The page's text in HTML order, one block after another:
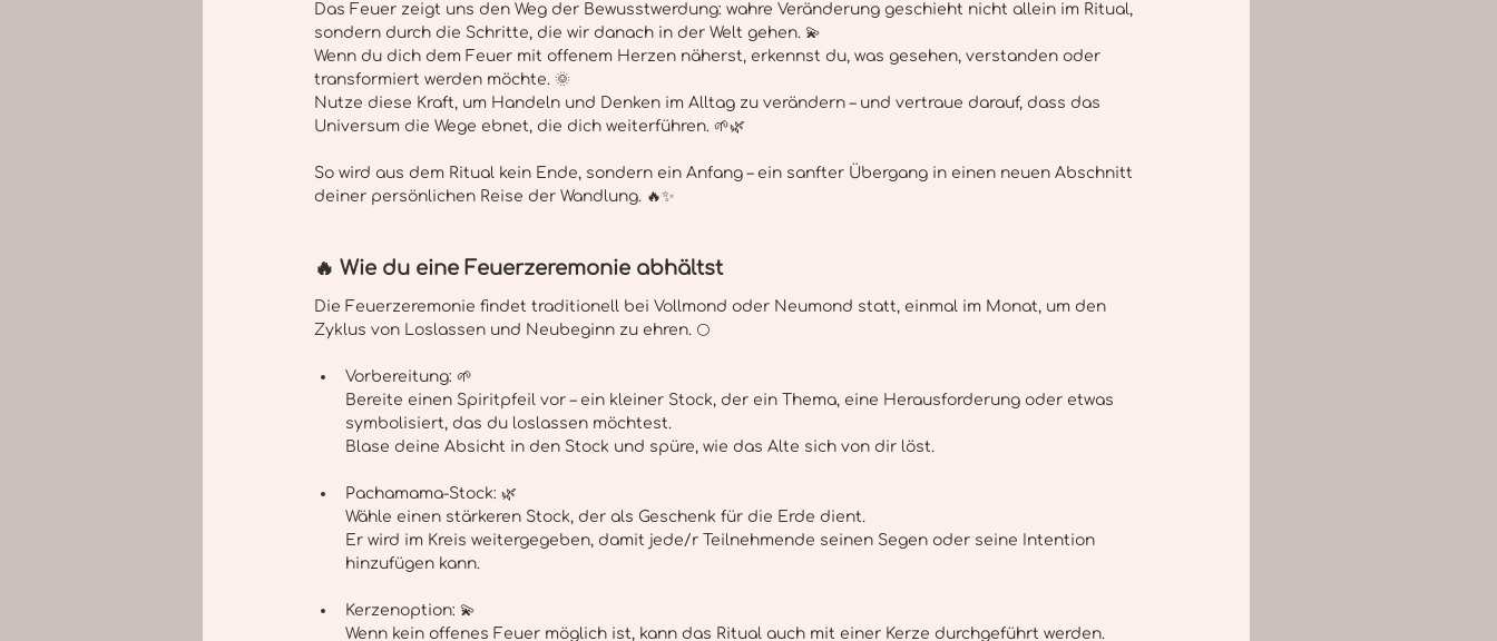
Das Feuer zeigt uns den Weg der Bewusstwerdung: wahre Veränderung geschieht nicht allein im Ritual,
sondern durch die Schritte, die wir danach in der Welt gehen. 💫
Wenn du dich dem Feuer mit offenem Herzen näherst, erkennst du, was gesehen, verstanden oder
transformiert werden möchte. 🌞
Nutze diese Kraft, um Handeln und Denken im Alltag zu verändern – und vertraue darauf, dass das
Universum die Wege ebnet, die dich weiterführen. 🌱🌿
So wird aus dem Ritual kein Ende, sondern ein Anfang – ein sanfter Übergang in einen neuen Abschnitt
deiner persönlichen Reise der Wandlung. 🔥✨
🔥 Wie du eine Feuerzeremonie abhältst
Die Feuerzeremonie findet traditionell bei Vollmond oder Neumond statt, einmal im Monat, um den
Zyklus von Loslassen und Neubeginn zu ehren. 🌕
Vorbereitung: 🌱
Bereite einen Spiritpfeil vor – ein kleiner Stock, der ein Thema, eine Herausforderung oder etwas
symbolisiert, das du loslassen möchtest.
Blase deine Absicht in den Stock und spüre, wie das Alte sich von dir löst.
Pachamama-Stock: 🌿
Wähle einen stärkeren Stock, der als Geschenk für die Erde dient.
Er wird im Kreis weitergegeben, damit jede/r Teilnehmende seinen Segen oder seine Intention
hinzufügen kann.
Kerzenoption: 💫
Wenn kein offenes Feuer möglich ist, kann das Ritual auch mit einer Kerze durchgeführt werden.